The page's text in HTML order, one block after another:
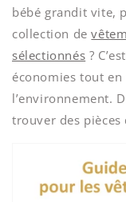
bébé grandit vite,
collection de
sélectionnés ?
économies tout
l’environnement.
trouver des